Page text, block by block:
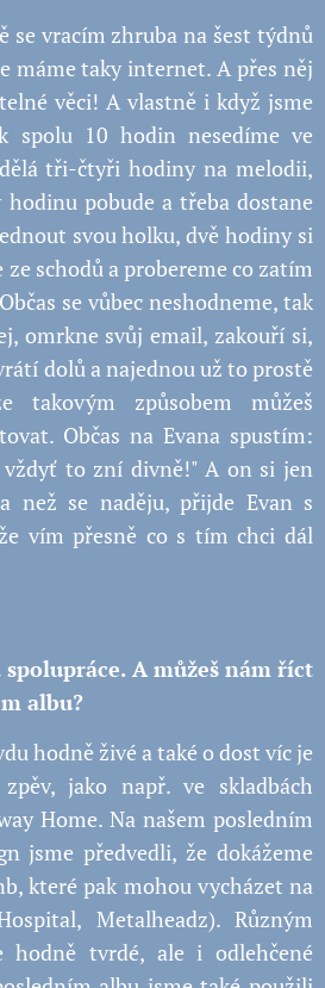
se vracím zhruba na šest týdnů
máme taky internet. A přes něj
věci! A vlastně i když jsme
spolu 10 hodin nesedíme ve
tři-čtyři hodiny na melodii,
pobude a třeba dostane
svou holku, dvě hodiny si
ze schodů a probereme co zatím
se vůbec neshodneme, tak
omrkne svůj email, zakouří si,
dolů a najednou už to prostě
takovým způsobem můžeš
Občas na Evana spustím:
vždyť to zní divně!" A on si jen
než se naděju, přijde Evan s
vím přesně co s tím chci dál
A můžeš nám říct
albu?
hodně živé a také o dost víc je
jako např. ve skladbách
Home. Na našem posledním
jsme předvedli, že dokážeme
které pak mohou vycházet na
Metalheadz). Různým
hodně tvrdé, ale i odlehčené